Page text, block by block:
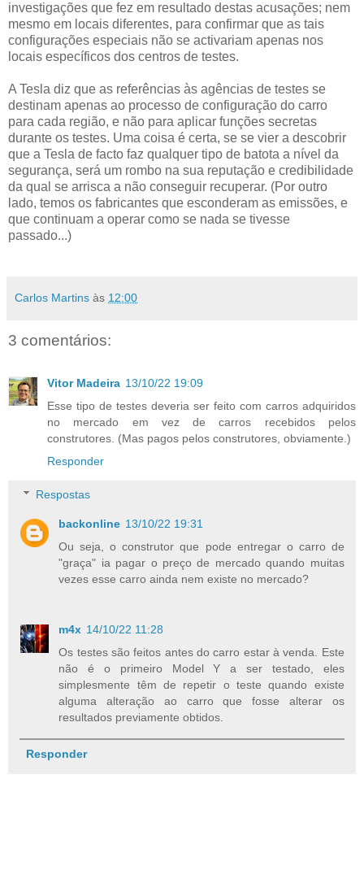
investigações que fez em resultado destas acusações; nem
mesmo em locais diferentes, para confirmar que as tais
configurações especiais não se activariam apenas nos
locais específicos dos centros de testes.
A Tesla diz que as referências às agências de testes se
destinam apenas ao processo de configuração do carro
para cada região, e não para aplicar funções secretas
durante os testes. Uma coisa é certa, se se vier a descobrir
que a Tesla de facto faz qualquer tipo de batota a nível da
segurança, será um rombo na sua reputação e credibilidade
da qual se arrisca a não conseguir recuperar. (Por outro
lado, temos os fabricantes que esconderam as emissões, e
que continuam a operar como se nada se tivesse
passado...)
Carlos Martins às 12:00
3 comentários:
Vitor Madeira 13/10/22 19:09
Esse tipo de testes deveria ser feito com carros adquiridos
no mercado em vez de carros recebidos pelos
construtores. (Mas pagos pelos construtores, obviamente.)
Responder
Respostas
backonline 13/10/22 19:31
Ou seja, o construtor que pode entregar o carro de
"graça" ia pagar o preço de mercado quando muitas
vezes esse carro ainda nem existe no mercado?
m4x 14/10/22 11:28
Os testes são feitos antes do carro estar à venda. Este
não é o primeiro Model Y a ser testado, eles
simplesmente têm de repetir o teste quando existe
alguma alteração ao carro que fosse alterar os
resultados previamente obtidos.
Responder